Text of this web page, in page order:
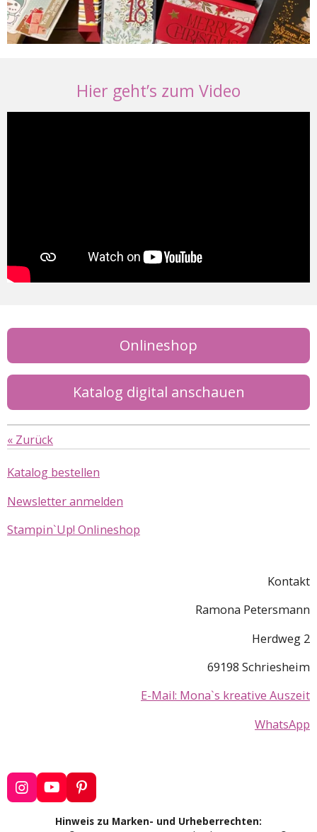
Hier geht’s zum Video
Onlineshop
Katalog digital anschauen
« Zurück
Katalog bestellen
Newsletter anmelden
Stampin`Up! Onlineshop
Kontakt
Ramona Petersmann
Herdweg 2
69198 Schriesheim
E-Mail: Mona`s kreative Auszeit
WhatsApp
I
n
Y
o
u
P
i
n
Hinweis zu Marken- und Urheberrechten: